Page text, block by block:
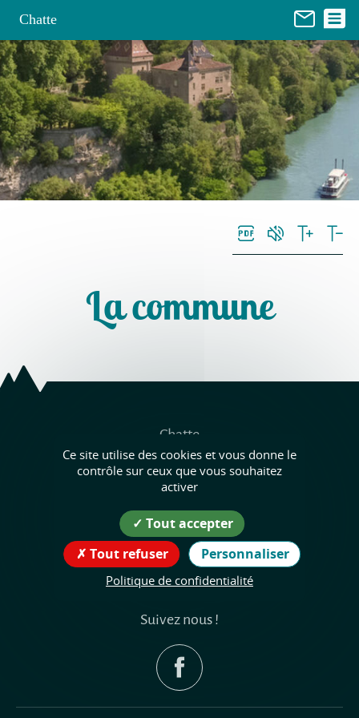
Chatte
La commune
Chatte
Coordonnées
de la mairie
26 place du Champ de Mars
38160 Chatte
tél : 04 76 38 45 30
Suivez nous !
Ce site utilise des cookies et vous donne le
contrôle sur ceux que vous souhaitez
activer
Tout accepter
Tout refuser
Personnaliser
Politique de confidentialité